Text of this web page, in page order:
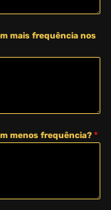
mais frequência nos
menos frequência? *